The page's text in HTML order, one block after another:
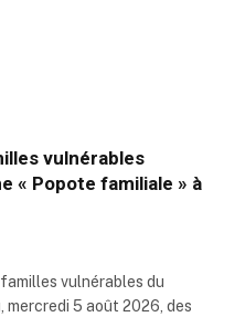
vulnérables
« Popote familiale » à
vulnérables du
5 août 2026, des